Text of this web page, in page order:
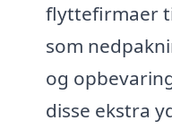
flyttefirmaer
som
og
disse ekstra